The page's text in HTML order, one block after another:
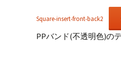
Square-insert-front-back2
PPバンド(不透明色)の